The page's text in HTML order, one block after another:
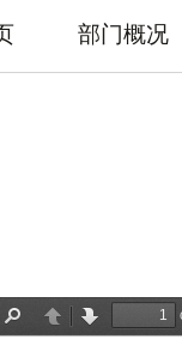
部门概况